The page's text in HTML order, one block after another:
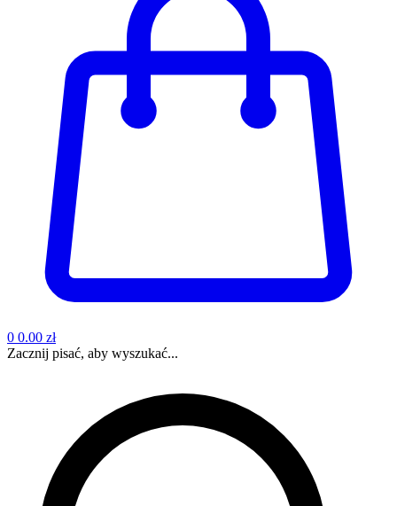
0 0.00 zł
Zacznij pisać, aby wyszukać...